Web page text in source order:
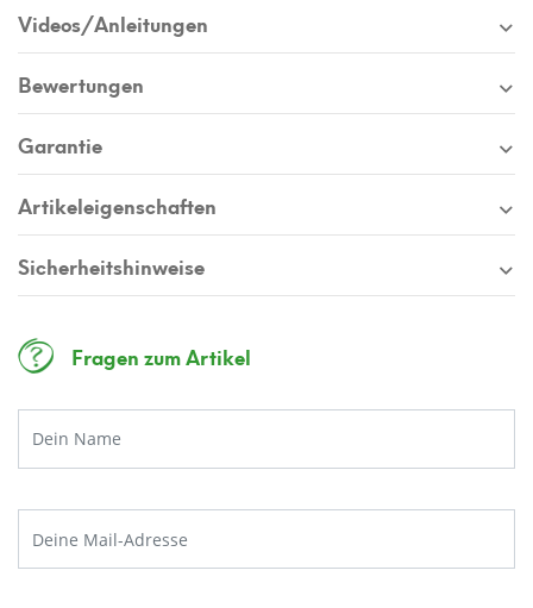
Videos/Anleitungen
Bewertungen
Garantie
Artikeleigenschaften
Sicherheitshinweise
Fragen zum Artikel